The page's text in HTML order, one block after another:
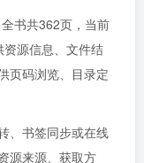
书共362页，当前
源信息、文件结
页码浏览、目录定
、书签同步或在线
源来源、获取方